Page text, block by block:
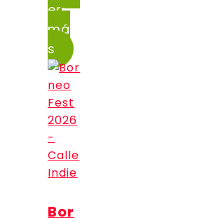
er
má
s
Bor